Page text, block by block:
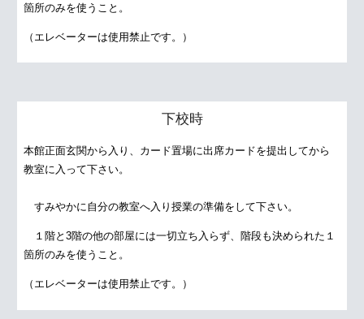
箇所のみを使うこと。
（エレベーターは使用禁止です。）
下校時
本館正面玄関から入り、カード置場に出席カードを提出してから
教室に入って下さい。
すみやかに自分の教室へ入り授業の準備をして下さい。
１階と3階の他の部屋には一切立ち入らず、階段も決められた１
箇所のみを使うこと。
（エレベーターは使用禁止です。）